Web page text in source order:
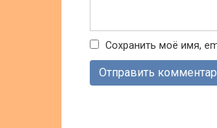
Сохранить моё имя,